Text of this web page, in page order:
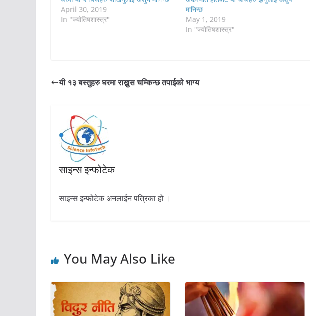
April 30, 2019
In "ज्योतिषशास्त्र"
मानिन्छ
May 1, 2019
In "ज्योतिषशास्त्र"
यी १३ बस्तुहरु घरमा राख्नुस चम्किन्छ तपाईको भाग्य
साइन्स इन्फोटेक
साइन्स इन्फोटेक अनलाईन पत्रिका हो ।
You May Also Like